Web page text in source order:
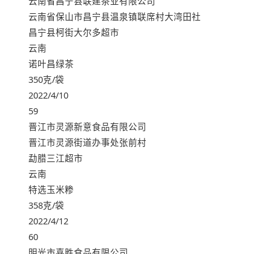
云南省保山市昌宁县温泉镇联席村大湾田社
昌宁县柯街大尔多超市
云南
诺叶昌绿茶
350克/袋
2022/4/10
59
晋江市灵源新意食品有限公司
晋江市灵源街道办事处张前村
勐腊三江超市
云南
特选玉米糁
358克/袋
2022/4/12
60